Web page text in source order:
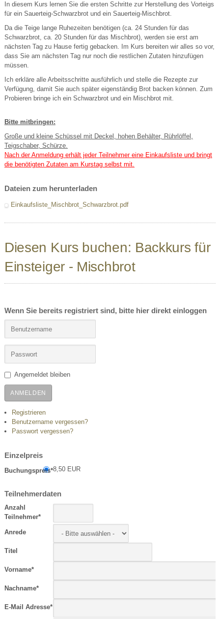
In diesem Kurs lernen Sie die ersten Schritte zur Herstellung des Vorteigs
für ein Sauerteig-Schwarzbrot und ein Sauerteig-Mischbrot.
Da die Teige lange Ruhezeiten benötigen (ca. 24 Stunden für das
Schwarzbrot, ca. 20 Stunden für das Mischbrot), werden sie erst am
nächsten Tag zu Hause fertig gebacken. Im Kurs bereiten wir alles so vor,
dass Sie am nächsten Tag nur noch die restlichen Zutaten hinzufügen
müssen.
Ich erkläre alle Arbeitsschritte ausführlich und stelle die Rezepte zur
Verfügung, damit Sie auch später eigenständig Brot backen können. Zum
Probieren bringe ich ein Schwarzbrot und ein Mischbrot mit.
Bitte mitbringen:
Große und kleine Schüssel mit Deckel, hohen Behälter, Rührlöffel,
Teigschaber, Schürze.
Nach der Anmeldung erhält jeder Teilnehmer eine Einkaufsliste und bringt
die benötigten Zutaten am Kurstag selbst mit.
Dateien zum herunterladen
Einkaufsliste_Mischbrot_Schwarzbrot.pdf
Diesen Kurs buchen: Backkurs für
Einsteiger - Mischbrot
Wenn Sie bereits registriert sind, bitte hier direkt einloggen
Angemeldet bleiben
ANMELDEN
Registrieren
Benutzername vergessen?
Passwort vergessen?
Einzelpreis
Buchungspreis*8,50 EUR
Teilnehmerdaten
Anzahl
Teilnehmer*
Anrede
Titel
Vorname*
Nachname*
E-Mail Adresse*